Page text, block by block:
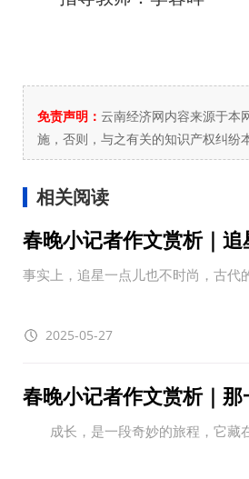
免责声明： 云南经济网内容来源于本
施，否则，与之有关的知识产权纠纷
相关阅读
春晚小记者作文赏析｜
事实上，追星一点儿也不时尚，古代
2025-05-27
春晚小记者作文赏析｜
成长，是一段奇妙的旅程，它藏在